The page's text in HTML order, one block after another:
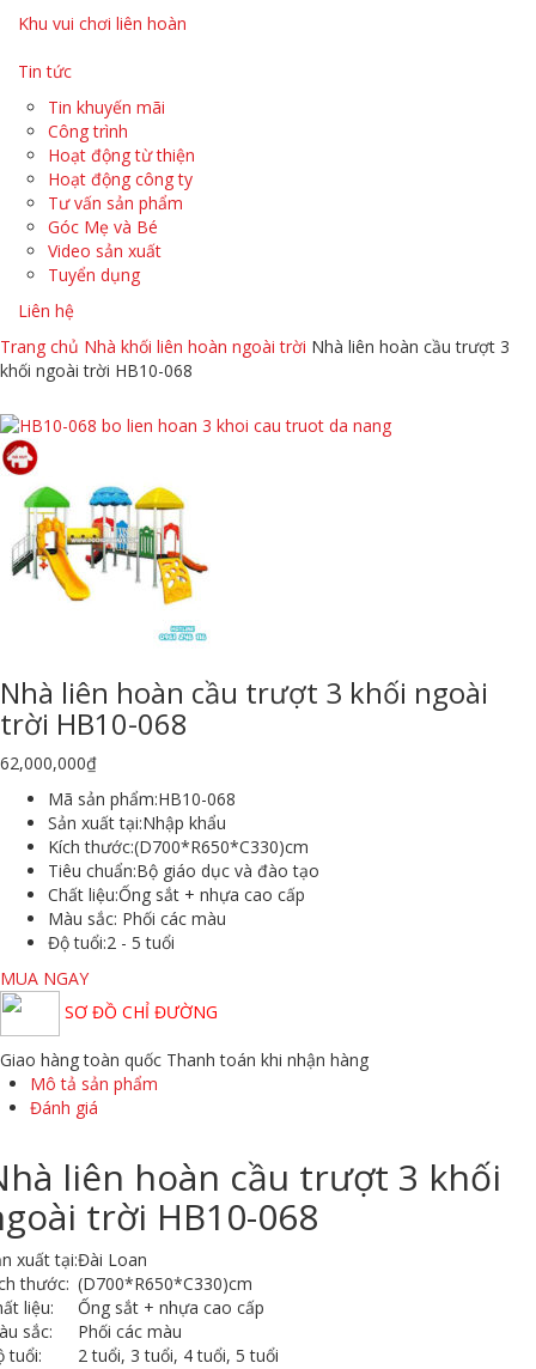
Khu vui chơi liên hoàn
Tin tức
Tin khuyến mãi
Công trình
Hoạt động từ thiện
Hoạt động công ty
Tư vấn sản phẩm
Góc Mẹ và Bé
Video sản xuất
Tuyển dụng
Liên hệ
Trang chủ Nhà khối liên hoàn ngoài trời Nhà liên hoàn cầu trượt 3
khối ngoài trời HB10-068
Nhà liên hoàn cầu trượt 3 khối ngoài
trời HB10-068
62,000,000₫
Mã sản phẩm:HB10-068
Sản xuất tại:Nhập khẩu
Kích thước:(D700*R650*C330)cm
Tiêu chuẩn:Bộ giáo dục và đào tạo
Chất liệu:Ống sắt + nhựa cao cấp
Màu sắc: Phối các màu
Độ tuổi:2 - 5 tuổi
MUA NGAY
SƠ ĐỒ CHỈ ĐƯỜNG
Giao hàng toàn quốc Thanh toán khi nhận hàng
Mô tả sản phẩm
Đánh giá
liên hoàn cầu trượt 3 khối
trời HB10-068
xuất tại:Đài Loan
thước: (D700*R650*C330)cm
liệu:
Ống sắt + nhựa cao cấp
sắc:
Phối các màu
tuổi:
2 tuổi, 3 tuổi, 4 tuổi, 5 tuổi